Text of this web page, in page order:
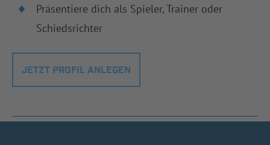
Präsentiere dich als Spieler, Trainer oder
Schiedsrichter
JETZT PROFIL ANLEGEN